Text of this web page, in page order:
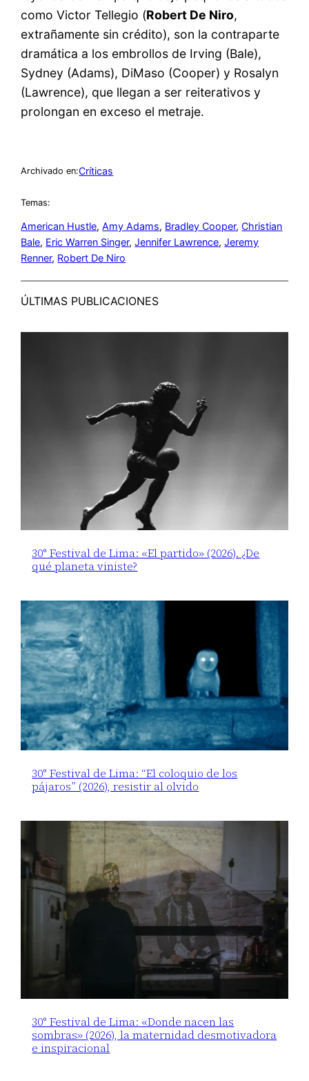
como Victor Tellegio (Robert De Niro,
extrañamente sin crédito), son la contraparte
dramática a los embrollos de Irving (Bale),
Sydney (Adams), DiMaso (Cooper) y Rosalyn
(Lawrence), que llegan a ser reiterativos y
prolongan en exceso el metraje.
Archivado en:Críticas
Temas:
American Hustle, Amy Adams, Bradley Cooper, Christian
Bale, Eric Warren Singer, Jennifer Lawrence, Jeremy
Renner, Robert De Niro
ÚLTIMAS PUBLICACIONES
30° Festival de Lima: «El partido» (2026). ¿De
qué planeta viniste?
30° Festival de Lima: “El coloquio de los
pájaros” (2026), resistir al olvido
30° Festival de Lima: «Donde nacen las
sombras» (2026), la maternidad desmotivadora
e inspiracional